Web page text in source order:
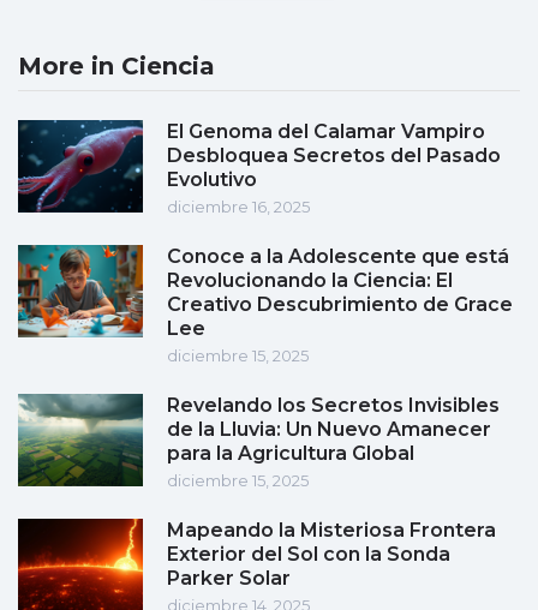
More in Ciencia
El Genoma del Calamar Vampiro
Desbloquea Secretos del Pasado
Evolutivo
diciembre 16, 2025
Conoce a la Adolescente que está
Revolucionando la Ciencia: El
Creativo Descubrimiento de Grace
Lee
diciembre 15, 2025
Revelando los Secretos Invisibles
de la Lluvia: Un Nuevo Amanecer
para la Agricultura Global
diciembre 15, 2025
Mapeando la Misteriosa Frontera
Exterior del Sol con la Sonda
Parker Solar
diciembre 14, 2025